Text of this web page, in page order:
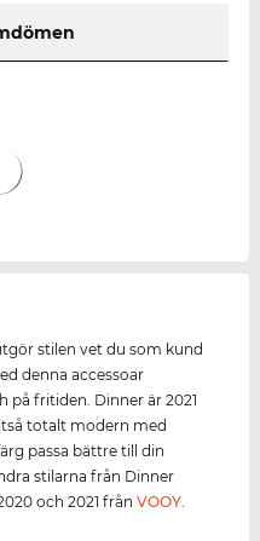
stilen vet du som kund
denna accessoar
på fritiden. Dinner är 2021
totalt modern med
passa bättre till din
stilarna från Dinner
och 2021 frånVOOY.